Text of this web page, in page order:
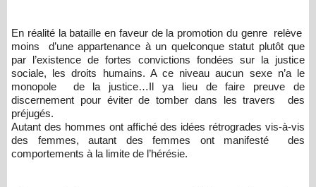
En réalité la bataille en faveur de la promotion du genre relève
moins d’une appartenance à un quelconque statut plutôt que
par l’existence de fortes convictions fondées sur la justice
sociale, les droits humains. A ce niveau aucun sexe n’a le
monopole de la justice…Il ya lieu de faire preuve de
discernement pour éviter de tomber dans les travers des
préjugés.
Autant des hommes ont affiché des idées rétrogrades vis-à-vis
des femmes, autant des femmes ont manifesté des
comportements à la limite de l’hérésie.